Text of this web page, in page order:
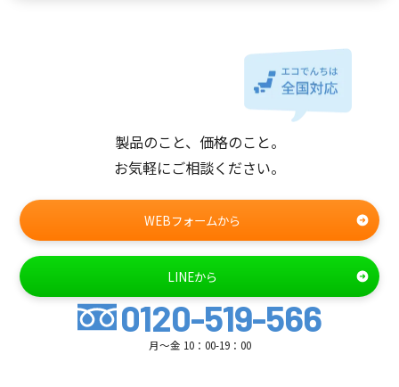
製品のこと、価格のこと。
お気軽にご相談ください。
WEBフォームから
LINEから
0120-519-566
月～金 10：00-19：00